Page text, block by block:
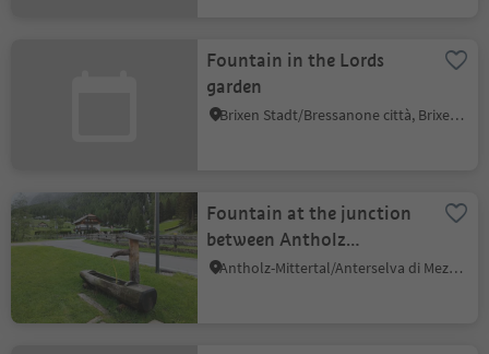
Fountain in the Lords
garden
Brixen Stadt/Bressanone città, Brixen/Bressanone, Brixen/Bressanone and environs
Fountain at the junction
between Antholz
Mittertal and Antholz
Antholz-Mittertal/Anterselva di Mezzo, Rasen-Antholz/Rasun Anterselva, Dolomites Region Kronplatz/Plan de Corones